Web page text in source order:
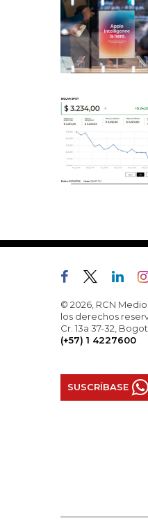
© 2026, RCN
los derechos
Cr. 13a 37-32,
(+57) 1 4227600
SUSCRÍBASE